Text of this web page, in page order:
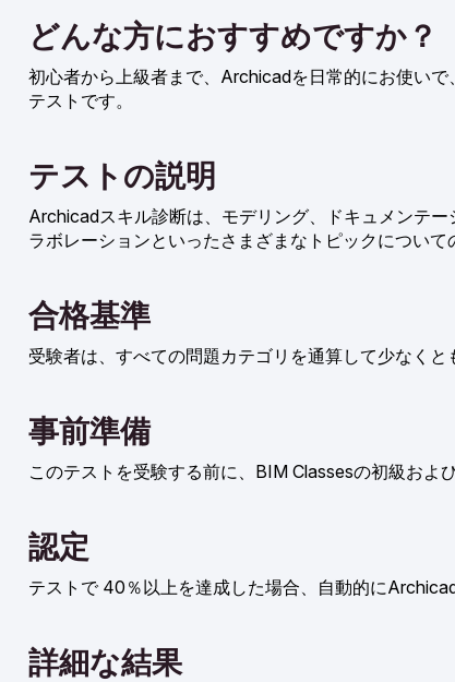
どんな方におすすめですか？
初心者から上級者まで、Archicadを日常的にお使い
テストです。
テストの説明
Archicadスキル診断は、モデリング、ドキュメンテ
ラボレーションといったさまざまなトピックについ
合格基準
受験者は、すべての問題カテゴリを通算して少なく
事前準備
このテストを受験する前に、BIM Classesの初級およ
認定
テストで 40％以上を達成した場合、自動的に
詳細な結果